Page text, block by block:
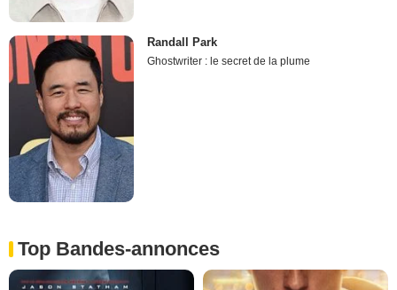
Randall Park
Ghostwriter : le secret de la plume
Top Bandes-annonces